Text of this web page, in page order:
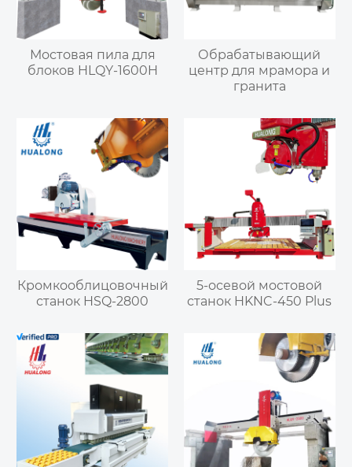
Мостовая пила для
блоков HLQY-1600H
Обрабатывающий
центр для мрамора и
гранита
Кромкооблицовочный
станок HSQ-2800
5-осевой мостовой
станок HKNC-450 Plus